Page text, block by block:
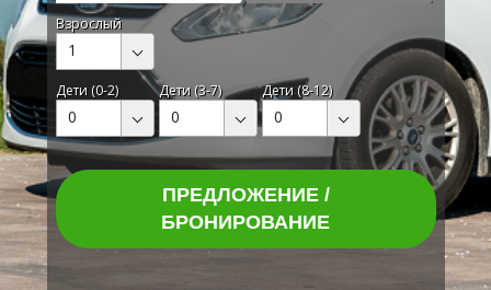
Взрослый
1
Дети (0-2)
0
Дети (3-7)
0
Дети (8-12)
0
ПРЕДЛОЖЕНИЕ /
БРОНИРОВАНИЕ